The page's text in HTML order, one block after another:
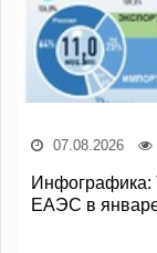
07.08.2026
Инфографика:
ЕАЭС в